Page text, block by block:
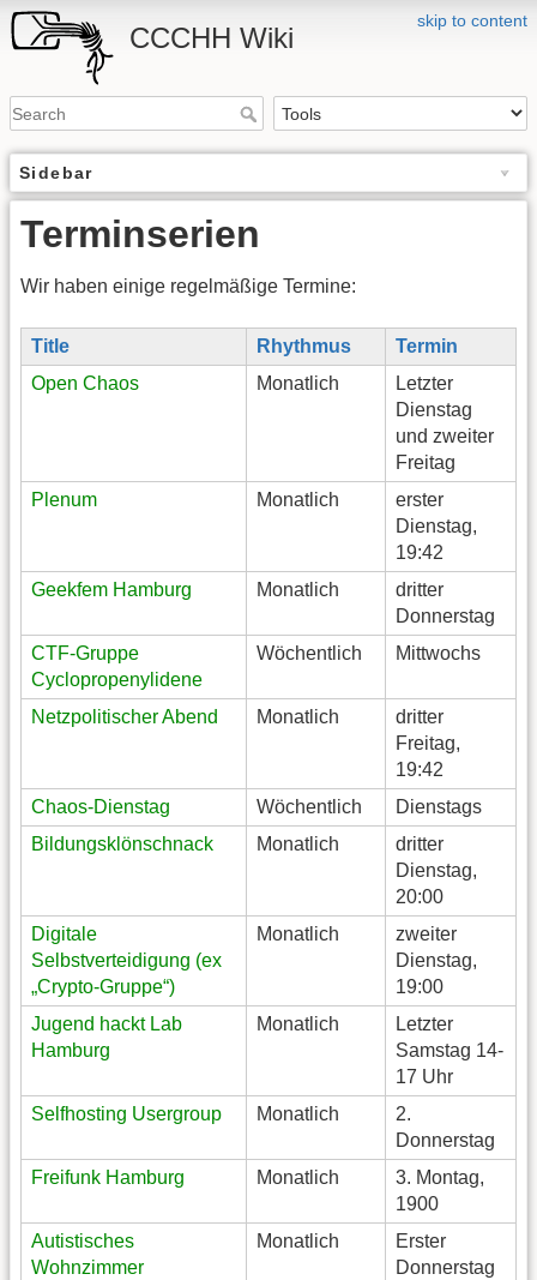
skip to content
CCCHH Wiki
Sidebar
Terminserien
Wir haben einige regelmäßige Termine:
Title Rhythmus
Termin
Open Chaos
Monatlich
Letzter
Dienstag
und zweiter
Freitag
Plenum
Monatlich
erster
Dienstag,
19:42
Geekfem Hamburg
Monatlich
dritter
Donnerstag
CTF-Gruppe
Cyclopropenylidene
Wöchentlich Mittwochs
Netzpolitischer Abend Monatlich
dritter
Freitag,
19:42
Chaos-Dienstag
Wöchentlich
Dienstags
Bildungsklönschnack
Monatlich
dritter
Dienstag,
20:00
Digitale
Selbstverteidigung (ex
„Crypto-Gruppe“)
Monatlich
zweiter
Dienstag,
19:00
Jugend hackt Lab
Hamburg
Monatlich
Letzter
Samstag 14-
17 Uhr
Selfhosting Usergroup
Monatlich
2.
Donnerstag
Freifunk Hamburg
Monatlich
3. Montag,
1900
Autistisches
Wohnzimmer
Monatlich
Erster
Donnerstag